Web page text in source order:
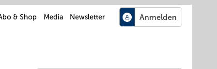
& Shop Media Newsletter